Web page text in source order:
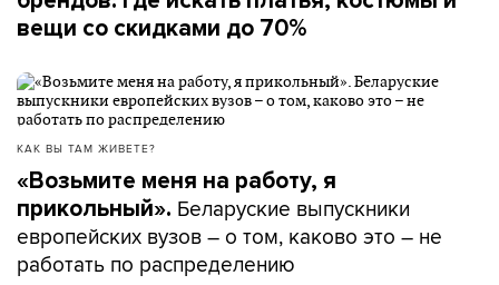
вещи со скидками до 70%
КАК ВЫ ТАМ ЖИВЕТЕ?
«Возьмите меня на работу, я
прикольный». Беларуские выпускники
европейских вузов – о том, каково это – не
работать по распределению